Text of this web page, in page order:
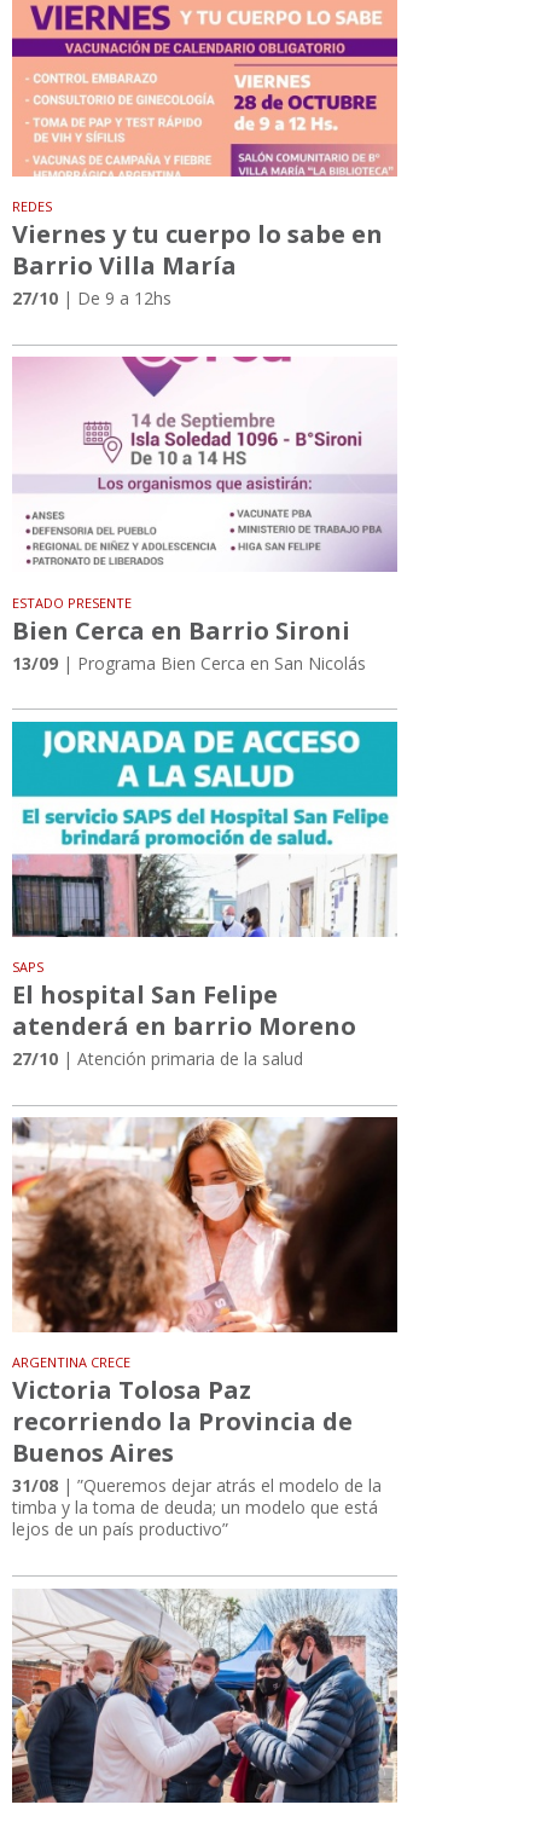
REDES
Viernes y tu cuerpo lo sabe en
Barrio Villa María
27/10 | De 9 a 12hs
ESTADO PRESENTE
Bien Cerca en Barrio Sironi
13/09 | Programa Bien Cerca en San Nicolás
SAPS
El hospital San Felipe
atenderá en barrio Moreno
27/10 | Atención primaria de la salud
ARGENTINA CRECE
Victoria Tolosa Paz
recorriendo la Provincia de
Buenos Aires
31/08 | ”Queremos dejar atrás el modelo de la
timba y la toma de deuda; un modelo que está
lejos de un país productivo”